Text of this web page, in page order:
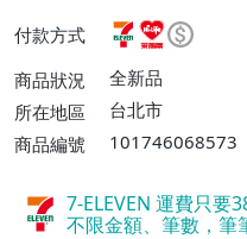
或消費滿$1298
不付款【免運費
運費$60、滿5件
費】、宅配/貨運
付款方式
商品狀況
全新品
所在地區
台北市
商品編號
101746068573
7-ELEVEN 運費只要
不限金額、筆數，筆